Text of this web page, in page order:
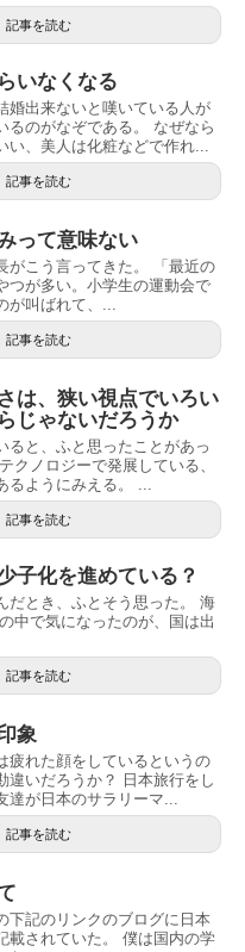
記事を読む
いなくなる
婚出来ないと嘆いている人が
るのがなぞである。 なぜなら
い、美人は化粧などで作れ...
記事を読む
って意味ない
がこう言ってきた。 「最近の
つが多い。小学生の運動会で
が叫ばれて、...
記事を読む
は、狭い視点でいろい
じゃないだろうか
ると、ふと思ったことがあっ
クノロジーで発展している、
るようにみえる。 ...
記事を読む
子化を進めている？
だとき、ふとそう思った。 海
中で気になったのが、国は出
記事を読む
象
疲れた顔をしているというの
違いだろうか？ 日本旅行をし
達が日本のサラリーマ...
記事を読む
下記のリンクのブログに日本
載されていた。 僕は国内の学